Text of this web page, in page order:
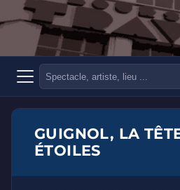
GUIGNOL, LA
ÉTOILES